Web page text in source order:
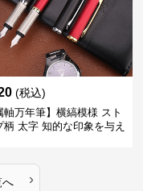
(税込)
軸万年筆】横縞模様 スト
柄 太字 知的な印象を与え
へ ›